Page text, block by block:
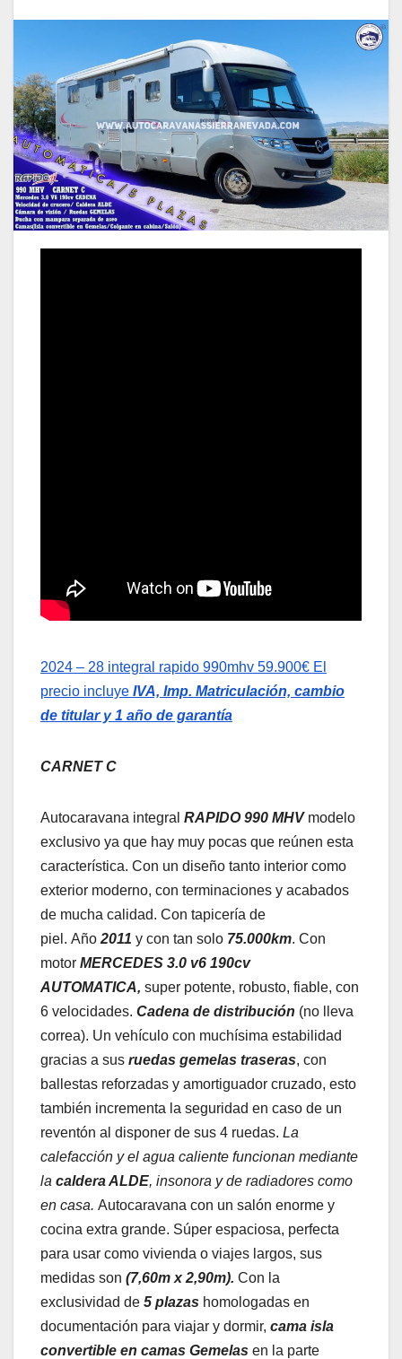
2024 – 28 integral rapido 990mhv 59.900€ El
precio incluye IVA, Imp. Matriculación, cambio
de titular y 1 año de garantía
CARNET C
Autocaravana integral RAPIDO 990 MHVmodelo
exclusivo ya que hay muy pocas que reúnen esta
característica. Con un diseño tanto interior como
exterior moderno, con terminaciones y acabados
de mucha calidad. Con tapicería de
piel. Año 2011 y con tan solo 75.000km. Con
motor MERCEDES 3.0 v6 190cv
AUTOMATICA, super potente, robusto, fiable, con
6 velocidades. Cadena de distribución (no lleva
correa). Un vehículo con muchísima estabilidad
gracias a sus ruedas gemelas traseras, con
ballestas reforzadas y amortiguador cruzado, esto
también incrementa la seguridad en caso de un
reventón al disponer de sus 4 ruedas. La
calefacción y el agua caliente funcionan mediante
la caldera ALDE, insonora y de radiadores como
en casa. Autocaravana con un salón enorme y
cocina extra grande. Súper espaciosa, perfecta
para usar como vivienda o viajes largos, sus
medidas son (7,60m x 2,90m). Con la
exclusividad de 5 plazas homologadas en
documentación para viajar y dormir, cama isla
convertible en camas Gemelas en la parte